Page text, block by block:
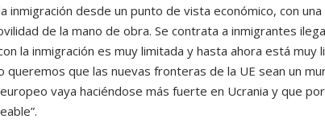
inmigración desde un punto de vista económico, con
de la mano de obra. Se contrata a inmigrantes
la inmigración es muy limitada y hasta ahora está muy
queremos que las nuevas fronteras de la UE sean un
vaya haciéndose más fuerte en Ucrania y que